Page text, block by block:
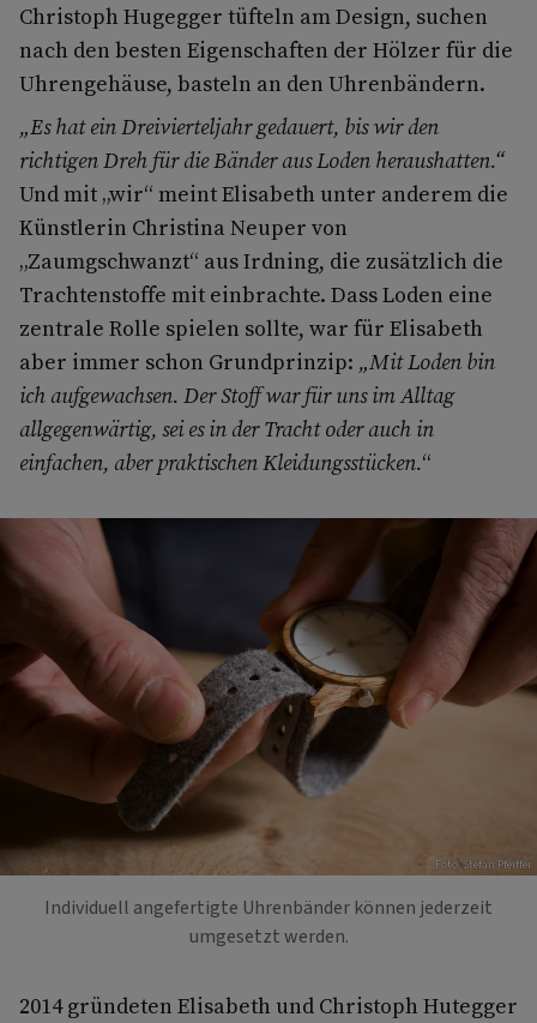
Christoph Hugegger tüfteln am Design, suchen
nach den besten Eigenschaften der Hölzer für die
Uhrengehäuse, basteln an den Uhrenbändern.
„Es hat ein Dreivierteljahr gedauert, bis wir den
richtigen Dreh für die Bänder aus Loden heraushatten.“
Und mit „wir“ meint Elisabeth unter anderem die
Künstlerin Christina Neuper von
„Zaumgschwanzt“ aus Irdning, die zusätzlich die
Trachtenstoffe mit einbrachte. Dass Loden eine
zentrale Rolle spielen sollte, war für Elisabeth
aber immer schon Grundprinzip: „Mit Loden bin
ich aufgewachsen. Der Stoff war für uns im Alltag
allgegenwärtig, sei es in der Tracht oder auch in
einfachen, aber praktischen Kleidungsstücken.“
Foto: Stefan Pfeiffer
Individuell angefertigte Uhrenbänder können jederzeit
umgesetzt werden.
2014 gründeten Elisabeth und Christoph Hutegger